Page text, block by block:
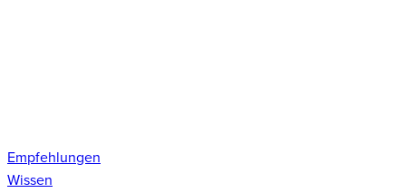
Empfehlungen
Wissen